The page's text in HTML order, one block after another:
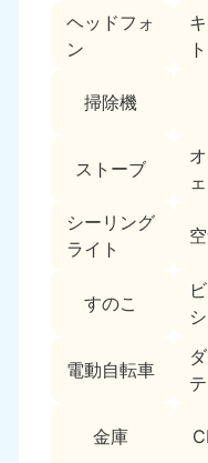
ヘッドフォ
ン
ト
掃除機
ストーブ
シーリング
ライト
すのこ
電動自転車
金庫
福島県
050-1881-5271
東京都
050-1881-
9:00〜19:00 年中無
050-1881-
9:00〜19:00 年中無
栃木県
050-1881-5270